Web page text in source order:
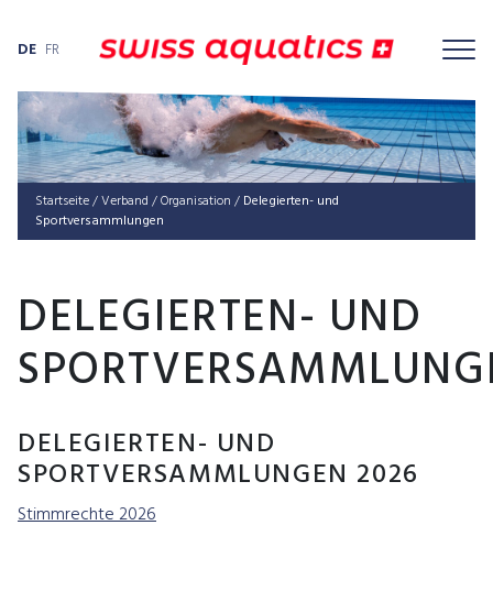
DE FR
Startseite/Verband /Orga­ni­sa­ti­on / Delegierten- und
Sportversammlungen
DELEGIERTEN- UND
DELEGIERTEN- UND
SPORTVERSAMMLUNGEN 2026
Stimmrechte 2026